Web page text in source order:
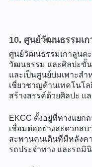
10. ศูนย์วัฒนธรรมเ
ศูนย์วัฒนธรรมเกาลูนต
วัฒนธรรม และศิลปะขั้
และเป็นศูนย์บ่มเพาะส
เชี่ยวชาญด้านเทคโนโ
สร้างสรรค์ด้วยศิลปะ แ
EKCC ตั้งอยู่ที่ทางแยก
เชื่อมต่ออย่างสะดวกสบ
สะพานคนเดินที่มีหลังค
รถประจำทาง และรถมิ